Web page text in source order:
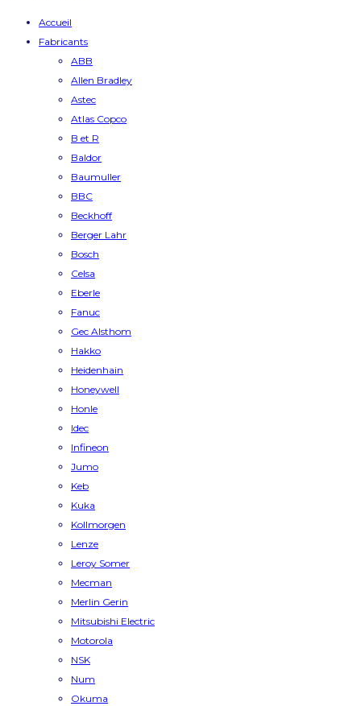
Accueil
Fabricants
ABB
Allen Bradley
Astec
Atlas Copco
B et R
Baldor
Baumuller
BBC
Beckhoff
Berger Lahr
Bosch
Celsa
Eberle
Fanuc
Gec Alsthom
Hakko
Heidenhain
Honeywell
Honle
Idec
Infineon
Jumo
Keb
Kuka
Kollmorgen
Lenze
Leroy Somer
Mecman
Merlin Gerin
Mitsubishi Electric
Motorola
NSK
Num
Okuma